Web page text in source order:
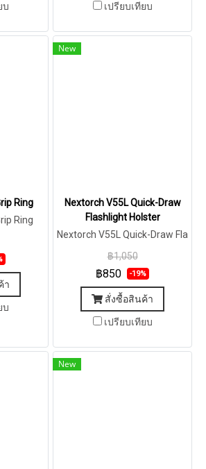
บ เปรียบเทียบ
Ring
Ring
า
บ
New
Nextorch V55L Quick-Draw
Flashlight Holster
Nextorch V55L Quick-Draw Fla
฿1,050
฿850 -19%
สั่งซื้อสินค้า
เปรียบเทียบ
New